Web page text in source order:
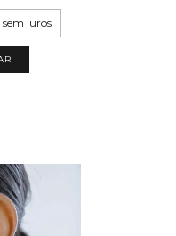
sem juros